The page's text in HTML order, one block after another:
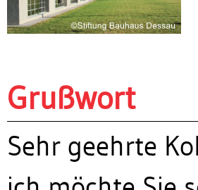
Grußwort
Sehr geehrte